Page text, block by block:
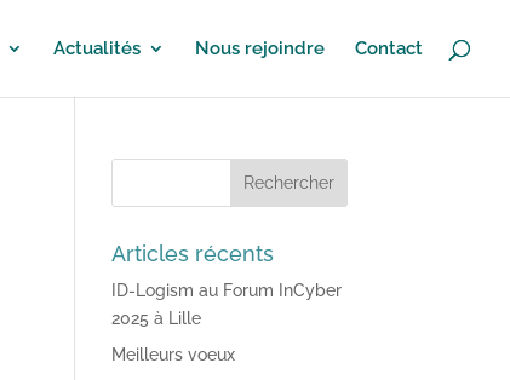
Actualités Nous rejoindre Contact
Articles récents
ID-Logism au Forum InCyber
2025 à Lille
Meilleurs voeux